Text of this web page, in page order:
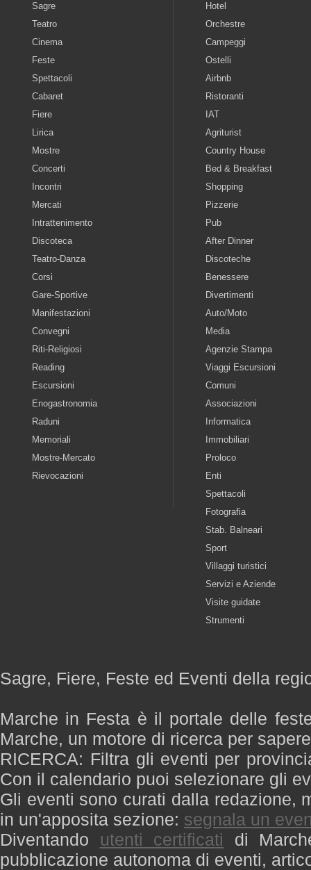
Sagre
Teatro
Cinema
Feste
Spettacoli
Cabaret
Fiere
Lirica
Mostre
Concerti
Incontri
Mercati
Intrattenimento
Discoteca
Teatro-Danza
Corsi
Gare-Sportive
Manifestazioni
Convegni
Riti-Religiosi
Reading
Escursioni
Enogastronomia
Raduni
Memoriali
Mostre-Mercato
Rievocazioni
Hotel
Orchestre
Campeggi
Ostelli
Airbnb
Ristoranti
IAT
Agriturist
Country House
Bed & Breakfast
Shopping
Pizzerie
Pub
After Dinner
Discoteche
Benessere
Divertimenti
Auto/Moto
Media
Agenzie Stampa
Viaggi Escursioni
Comuni
Associazioni
Informatica
Immobiliari
Proloco
Enti
Spettacoli
Fotografia
Stab. Balneari
Sport
Villaggi turistici
Servizi e Aziende
Visite guidate
Strumenti
Sagre, Fiere, Feste ed Eventi della
Marche in Festa è il portale delle
Marche, un motore di ricerca per
RICERCA: Filtra gli eventi per
Con il calendario puoi selezionare gli
Gli eventi sono curati dalla redazione,
in un'apposita sezione: segnala un
Diventando utenti certificati di
pubblicazione autonoma di eventi,